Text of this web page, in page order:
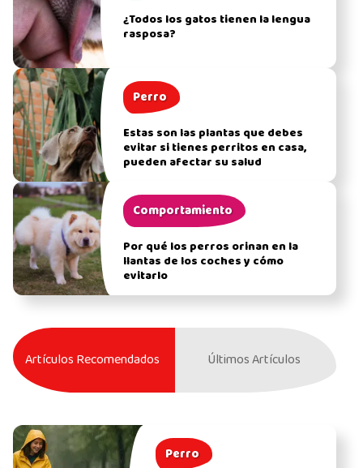
¿Todos los gatos tienen la lengua
rasposa?
Perro
Estas son las plantas que debes
evitar si tienes perritos en casa,
pueden afectar su salud
Comportamiento
Por qué los perros orinan en la
llantas de los coches y cómo
evitarlo
Artículos Recomendados Últimos Artículos
Perro